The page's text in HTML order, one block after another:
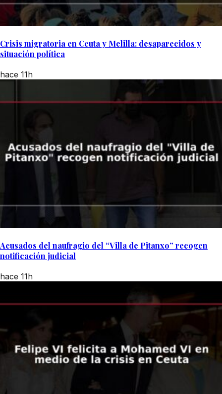
Crisis migratoria en Ceuta y Melilla: desaparecidos y
situación política
hace 11h
Acusados del naufragio del “Villa de Pitanxo” recogen
notificación judicial
hace 11h